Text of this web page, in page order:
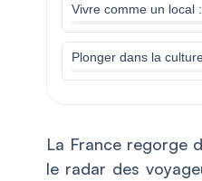
Vivre comme un local
Plonger dans la
La France regorge
le radar des